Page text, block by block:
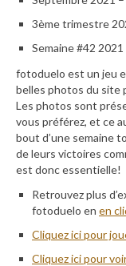
3ème trimestre
Semaine #42
fotoduelo est un jeu
belles photos du site
Les photos sont
vous préférez, et ce
bout d’une semaine
de leurs victoires
est donc essentielle!
Retrouvez plus
fotoduelo en en
Cliquez ici pour
Cliquez ici pour